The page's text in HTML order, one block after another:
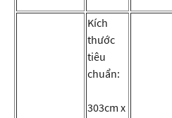
Kích
thước
tiêu
chuẩn:
303cm x